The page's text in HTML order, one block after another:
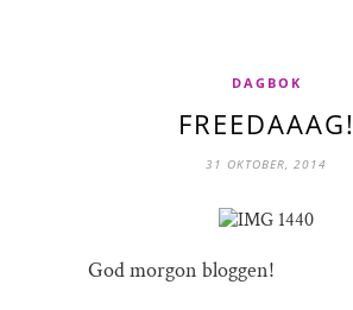
DAGBOK
FREEDAAAG!
31 OKTOBER, 2014
God morgon bloggen!